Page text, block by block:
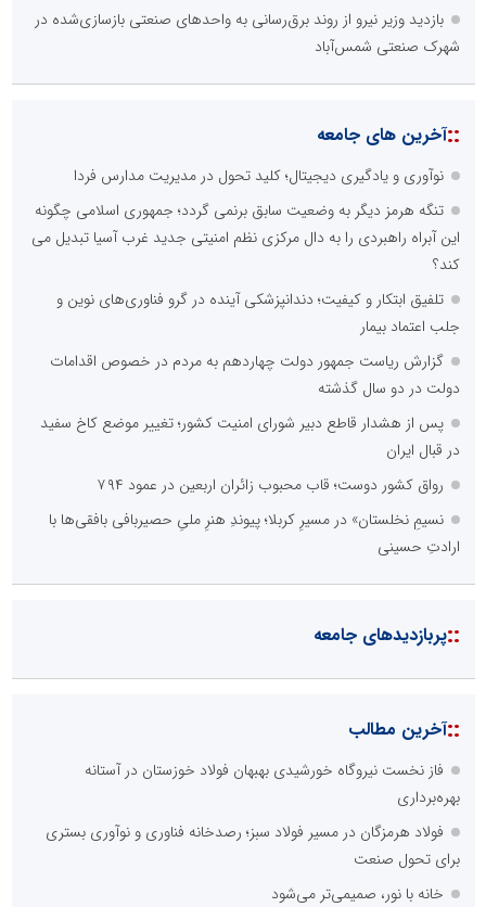
بازدید وزیر نیرو از روند برق‌رسانی به واحدهای صنعتی بازسازی‌شده در
شهرک صنعتی شمس‌آباد
::آخرین های جامعه
نوآوری و یادگیری دیجیتال؛ کلید تحول در مدیریت مدارس فردا
تنگه هرمز دیگر به وضعیت سابق برنمی گردد؛ جمهوری اسلامی چگونه
این آبراه راهبردی را به دال مرکزی نظم امنیتی جدید غرب آسیا تبدیل می
کند؟
تلفیق ابتکار و کیفیت؛ دندانپزشکی آینده در گرو فناوری‌های نوین و
جلب اعتماد بیمار
گزارش ریاست جمهور دولت چهاردهم به مردم در خصوص اقدامات
دولت در دو سال گذشته
پس از هشدار قاطع دبیر شورای امنیت کشور؛ تغییر موضع کاخ سفید
در قبال ایران
رواق کشور دوست؛ قاب محبوب زائران اربعین در عمود ۷۹۴
نسیمِ نخلستان» در مسیرِ کربلا؛ پیوندِ هنرِ ملیِ حصیربافی بافقی‌ها با
ارادتِ حسینی
::پربازدیدهای جامعه
::آخرین مطالب
فاز نخست نیروگاه خورشیدی بهبهان فولاد خوزستان در آستانه
بهره‌برداری
فولاد هرمزگان در مسیر فولاد سبز؛ رصدخانه فناوری و نوآوری بستری
برای تحول صنعت
خانه با نور، صمیمی‌تر می‌شود